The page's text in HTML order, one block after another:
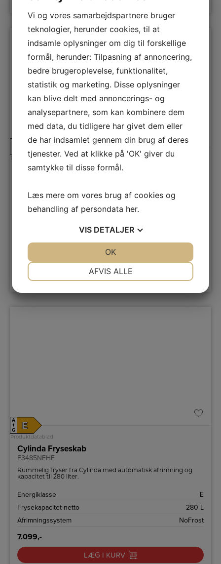
Produktdatablad
Cylinda Fryseskab
Rummeligt fryseskab fra Cylinda med hurtigfrys-funktion og
kapacitet til 280 liter.
Frysekapacitet netto
Afrimningssystem
NoFrost
7.899,-
LÆG I KURV
A
↑
G
E
Produktdatablad
Cylinda Fryseskab
F3485NEHE
Rummelig fryser fra Cylinda med automatisk afrimning og
kapacitet til 280 liter.
Energiklasse
E
Frysekapacitet netto
280 L
Afrimningssystem
NoFrost
7.099,-
LÆG I KURV
Vi og vores samarbejdspartnere bruger
teknologier, herunder cookies, til at
indsamle oplysninger om dig til forskellige
formål, herunder: Tilpasning af annoncering,
bedre brugeroplevelse, funktionalitet,
statistik og marketing. Disse oplysninger
kan blive delt med annoncerings- og
analysepartnere, som kan kombinere dem
med data, du tidligere har givet dem eller
de har indsamlet gennem din brug af deres
tjenester. Ved at klikke på 'OK' giver du
samtykke til disse formål.
Læs mere om vores brug af cookies og
behandling af persondata her.
VIS DETALJER
AFVIS ALLE
OK